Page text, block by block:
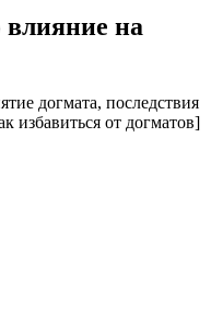
влияние на
догмата, последствия
избавиться от догматов]